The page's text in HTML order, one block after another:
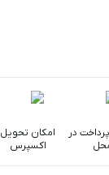
در
امکان تحویل
اکسپرس